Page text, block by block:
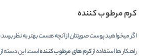
کرم مرطوب‌ کننده
اگر میخواهید پوست صورتتان از آنچه هست بهتر به نظر
راهکار ها استفاده ازکرم های مرطوب کنندهاست. این دسته